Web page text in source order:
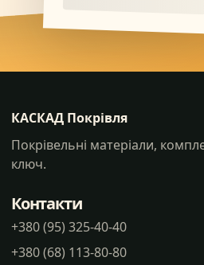
КАСКАД Покрівля
Покрівельні матеріали,
ключ.
Контакти
+380 (95) 325-40-40
+380 (68) 113-80-80